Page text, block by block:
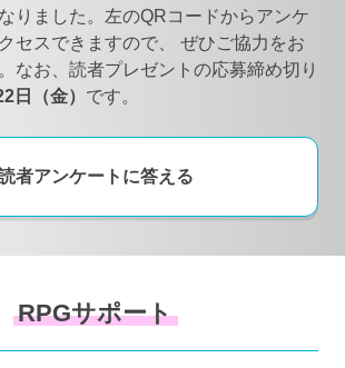
りました。左のQRコードからアンケ
セスできますので、
ぜひご協力をお
なお、読者プレゼントの応募締め切り
日（金） です。
者アンケートに答える
RPGサポート